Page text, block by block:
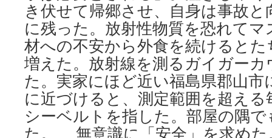
き伏せて帰郷させ、自身は事故
に残った。放射性物質を恐れて
材への不安から外食を続けると
増えた。放射線を測るガイガー
た。実家にほど近い福島県郡山
に近づけると、測定範囲を超える
シーベルトを指した。部屋の隅
た。 無意識に「安全」を求めた